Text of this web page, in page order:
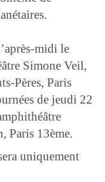
midi le
Simone Veil,
Pères, Paris
de jeudi 22
Paris 13ème.
uniquement